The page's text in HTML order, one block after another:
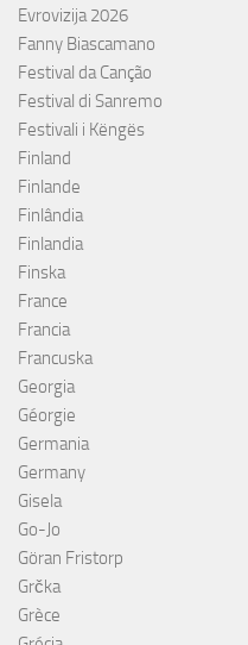
Evrovizija 2026
Fanny Biascamano
Festival da Canção
Festival di Sanremo
Festivali i Këngës
Finland
Finlande
Finlândia
Finlandia
Finska
France
Francia
Francuska
Georgia
Géorgie
Germania
Germany
Gisela
Go-Jo
Göran Fristorp
Grčka
Grèce